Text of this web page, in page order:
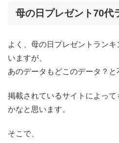
母の日プレゼント70代
よく、母の日プレゼントラン
いますが、
あのデータもどこのデータ？と
掲載されているサイトによっ
かなと思います。
そこで、